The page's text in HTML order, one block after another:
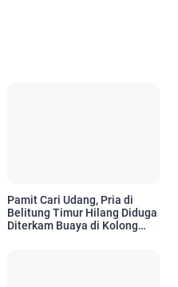
Pamit Cari Udang, Pria di
Belitung Timur Hilang Diduga
Diterkam Buaya di Kolong